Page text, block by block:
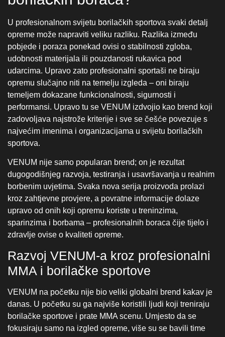
najvećim imenima i organizacijama u svijetu borilačkih
sportova.
VENUM nije samo popularan brend; on je rezultat
dugogodišnjeg razvoja, testiranja i usavršavanja u realnim
borbenim uvjetima. Svaka nova serija proizvoda prolazi
kroz zahtjevne provjere, a povratne informacije dolaze
upravo od onih koji opremu koriste u treninzima,
sparinzima i borbama – profesionalnih boraca čije tijelo i
zdravlje ovise o kvaliteti opreme.
Razvoj VENUM-a kroz profesionalni
MMA i borilačke sportove
VENUM na početku nije bio veliki globalni brend kakav je
danas. U početku su ga najviše koristili ljudi koji treniraju
borilačke sportove i prate MMA scenu. Umjesto da se
fokusiraju samo na izgled opreme, više su se bavili time
kako ona stvarno funkcionira u treningu i borbi. Upravo taj
i postane sve poznatiji među borcima.
Veliki korak dogodio se 2021. godine kada je VENUM
postao službeni dobavljač opreme za UFC. Budući da
UFC postavlja vrlo visoke standarde za opremu, ta
suradnja je bila jasna potvrda kvalitete. Kada borci na
najvišoj razini koriste određenu opremu, to obično znači